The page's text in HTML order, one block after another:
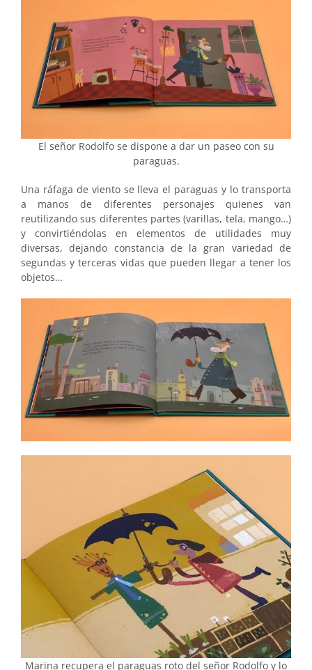
El señor Rodolfo se dispone a dar un paseo con su
paraguas.
Una ráfaga de viento se lleva el paraguas y lo transporta
a manos de diferentes personajes quienes van
reutilizando sus diferentes partes (varillas, tela, mango…)
y convirtiéndolas en elementos de utilidades muy
diversas, dejando constancia de la gran variedad de
segundas y terceras vidas que pueden llegar a tener los
objetos…
Marina recupera el paraguas roto del señor Rodolfo y lo